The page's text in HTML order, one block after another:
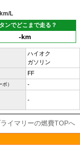
L
ンでどこまで走る？
-km
ハイオク
ガソリン
FF
） -
-
イマリーの燃費TOPへ